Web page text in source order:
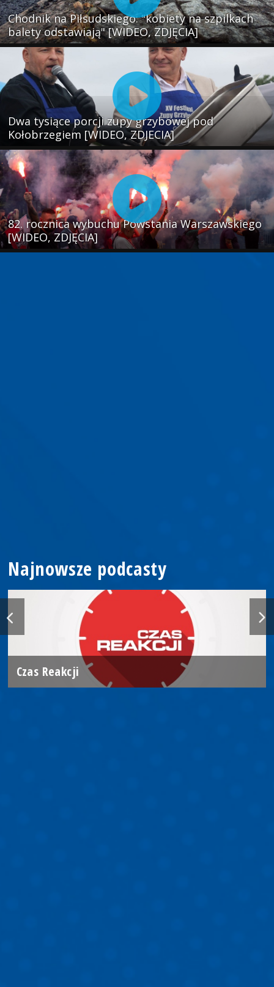
Chodnik na Piłsudskiego: "kobiety na szpilkach
balety odstawiają" [WIDEO, ZDJĘCIA]
Dwa tysiące porcji zupy grzybowej pod
Kołobrzegiem [WIDEO, ZDJECIA]
82. rocznica wybuchu Powstania Warszawskiego
[WIDEO, ZDJĘCIA]
Najnowsze podcasty
Czas Reakcji